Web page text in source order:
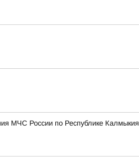
МЧС России по Республике Калмыкия